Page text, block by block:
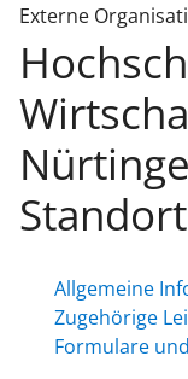
Externe
Allgemeine
Zugehörige
Formulare